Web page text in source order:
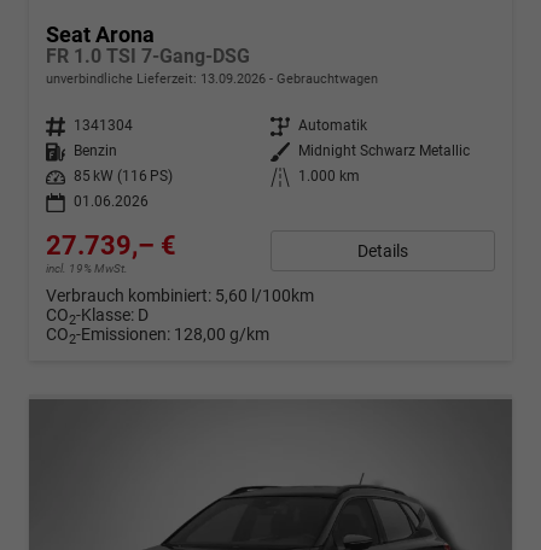
Seat Arona
FR 1.0 TSI 7-Gang-DSG
unverbindliche Lieferzeit: 13.09.2026 Gebrauchtwagen
Fahrzeugnr. 1341304 Getriebe Automatik
Kraftstoff
Benzin Außenfarbe
Midnight Schwarz Metallic
Leistung
85 kW (116 PS) Kilometerstand
1.000 km
01.06.2026
27.739,– €
incl. 19% MwSt.
Details
Verbrauch kombiniert: 5,60 l/100km
CO2-Klasse: D
CO2-Emissionen: 128,00 g/km